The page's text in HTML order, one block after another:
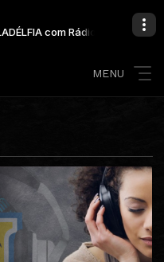
com Rádio Missionária Filadélfia
4
MENU